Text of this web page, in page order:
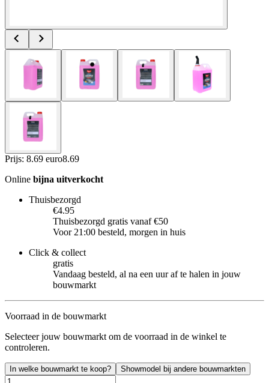
Prijs: 8.69 euro8.69
Online bijna uitverkocht
Thuisbezorgd
€4.95
Thuisbezorgd gratis vanaf €50
Voor 21:00 besteld, morgen in huis
Click & collect
gratis
Vandaag besteld, al na een uur af te halen in jouw
bouwmarkt
Voorraad in de bouwmarkt
Selecteer jouw bouwmarkt om de voorraad in de winkel te
controleren.
In welke bouwmarkt te koop? Showmodel bij andere bouwmarkten